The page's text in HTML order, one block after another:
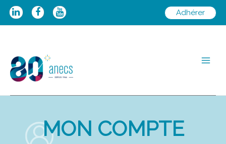
Aller
Adhérer
MON COMPTE